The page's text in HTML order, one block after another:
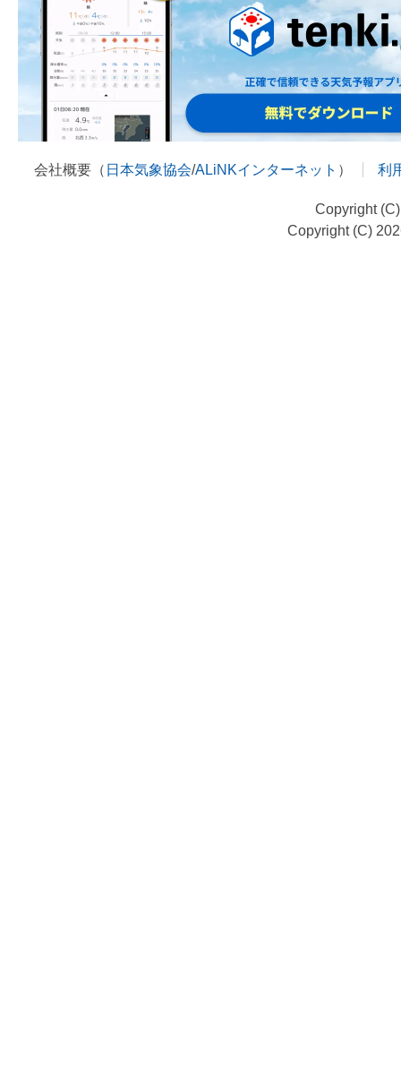
会社概要（ 日本気象協会/ALiNKインターネット ） 利
Copyright
Copyright (C)